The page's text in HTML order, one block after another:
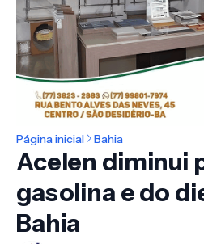
Página inicial Bahia
Acelen diminui
gasolina e do
Bahia